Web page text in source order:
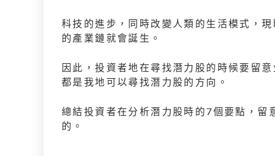
科技的進步，同時改變人類的生活模式，
的產業鏈就會誕生。
因此，投資者地在尋找潛力股的時候要留
都是我地可以尋找潛力股的方向。
總結投資者在分析潛力股時的7個要點，留
的。